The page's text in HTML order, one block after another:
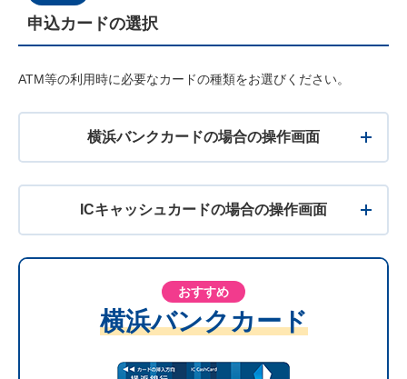
申込カードの選択
ATM等の利用時に必要なカードの種類をお選びください。
横浜バンクカードの場合の操作画面
ICキャッシュカードの場合の操作画面
おすすめ
横浜バンクカード